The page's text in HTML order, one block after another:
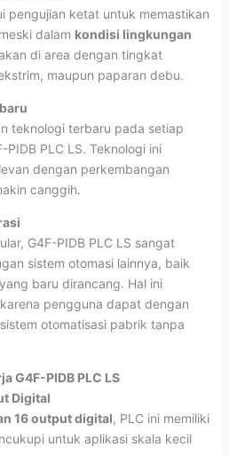
pengujian ketat untuk memastikan
dalam kondisi lingkungan
di area dengan tingkat
maupun paparan debu.
teknologi terbaru pada setiap
PLC LS. Teknologi ini
dengan perkembangan
canggih.
G4F-PIDB PLC LS sangat
sistem otomasi lainnya, baik
baru dirancang. Hal ini
pengguna dapat dengan
otomatisasi pabrik tanpa
G4F-PIDB PLC LS
Digital
16 output digital, PLC ini memiliki
untuk aplikasi skala kecil